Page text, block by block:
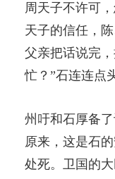
周天子不许可
天子的信任，
父亲把话说完
忙？”石连连点
州吁和石厚备
原来，这是石
处死。卫国的